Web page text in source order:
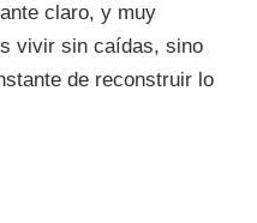
claro, y muy
vivir sin caídas, sino
de reconstruir lo